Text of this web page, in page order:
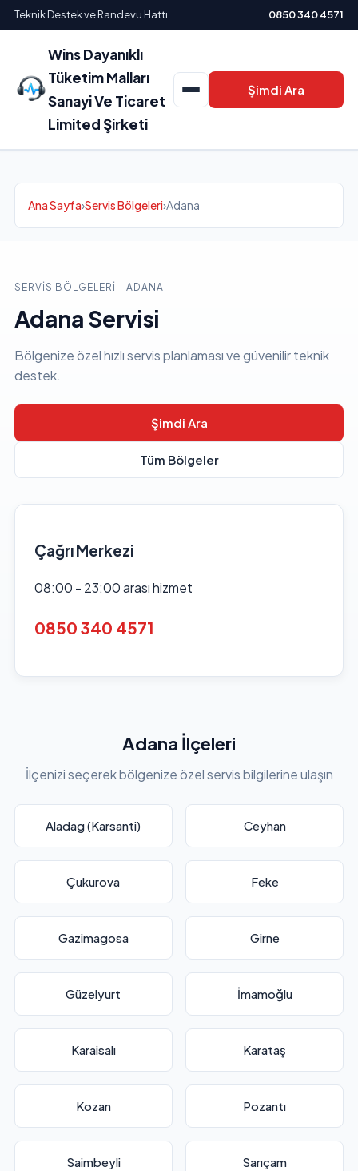
Teknik Destek ve Randevu Hattı 0850 340 4571
Wins Dayanıklı
Tüketim Malları
Sanayi Ve Ticaret
Limited Şirketi
Şimdi Ara
Ana Sayfa›Servis Bölgeleri›Adana
SERVIS BÖLGELERI - ADANA
Adana Servisi
Bölgenize özel hızlı servis planlaması ve güvenilir teknik
destek.
Şimdi Ara
Tüm Bölgeler
Çağrı Merkezi
08:00 - 23:00 arası hizmet
0850 340 4571
Adana İlçeleri
İlçenizi seçerek bölgenize özel servis bilgilerine ulaşın
Aladag (Karsanti) Ceyhan
Çukurova Feke
Gazimagosa Girne
Güzelyurt İmamoğlu
Karaisalı Karataş
Kozan Pozantı
Saimbeyli Sarıçam